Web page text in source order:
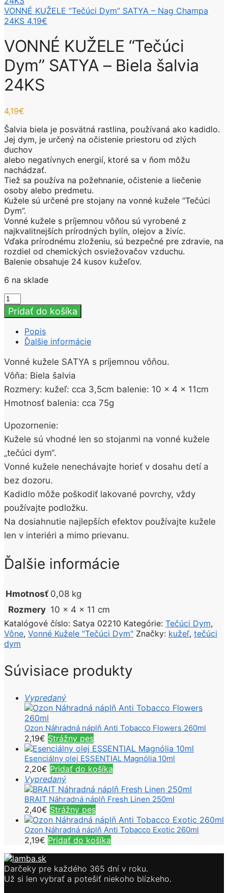
VONNÉ KUŽELE “Tečúci Dym” SATYA – Nag Champa
24KS 4,19€
VONNÉ KUŽELE “Tečúci
Dym” SATYA – Biela šalvia
24KS
4,19€
Šalvia biela je posvätná rastlina, používaná ako kadidlo.
Jej dym, je určený na očistenie priestoru od zlých
duchov
alebo negatívnych energií, ktoré sa v ňom môžu
nachádzať.
Tiež sa používa na požehnanie, očistenie a liečenie
osoby alebo predmetu.
Kužele sú určené pre stojany na vonné kužele “Tečúci
Dym”.
Vonné kužele s príjemnou vôňou sú vyrobené z
najkvalitnejších prírodných bylín, olejov a živíc.
Vďaka prírodnému zloženiu, sú bezpečné pre zdravie, na
rozdiel od chemických osviežovačov vzduchu.
Balenie obsahuje 24 kusov kužeľov.
6 na sklade
množstvo
VONNÉ
KUŽELE
“Tečúci
SATYA
–
Biela
šalvia
24KS
Pridať do košíka
Popis
Ďalšie informácie
Vonné kužele SATYA s príjemnou vôňou.
Vôňa: Biela šalvia
Rozmery: kužeľ: cca 3,5cm balenie: 10 x 4 x 11cm
Hmotnosť balenia: cca 75g
Upozornenie:
Kužele sú vhodné len so stojanmi na vonné kužele
„tečúci dym“.
Vonné kužele nenechávajte horieť v dosahu detí a
bez dozoru.
Kadidlo môže poškodiť lakované povrchy, vždy
používajte podložku.
Na dosiahnutie najlepších efektov používajte kužele
len v interiéri a mimo prievanu.
Ďalšie informácie
Hmotnosť 0,08 kg
Rozmery 10 × 4 × 11 cm
Katalógové číslo: Satya 02210 Kategórie: Tečúci Dym,
Vône, Vonné Kužele "Tečúci Dym" Značky: kužeľ, tečúci
dym
Súvisiace produkty
Vypredaný
Ozon Náhradná náplň Anti Tobacco Flowers 260ml
2,19€ Strážny pes
Esenciálny olej ESSENTIAL Magnólia 10ml
2,20€ Pridať do košíka
Vypredaný
BRAIT Náhradná náplň Fresh Linen 250ml
2,40€ Strážny pes
Ozon Náhradná náplň Anti Tobacco Exotic 260ml
2,19€ Pridať do košíka
Darčeky pre každého 365 dní v roku.
Už si len vybrať a potešiť niekoho blízkeho.